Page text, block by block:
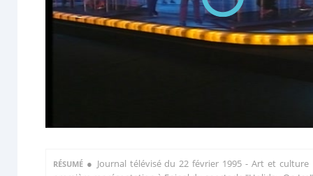
RÉSUMÉ ● Journal télévisé du 22 février 1995 - Art et culture